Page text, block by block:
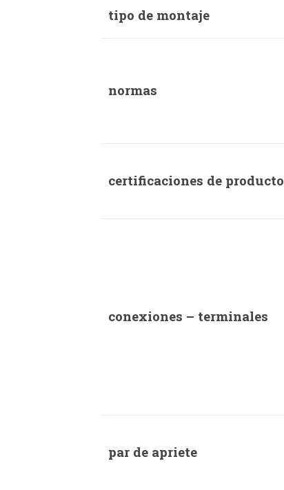
tipo de montaje
normas
certificaciones de producto
conexiones – terminales
par de apriete